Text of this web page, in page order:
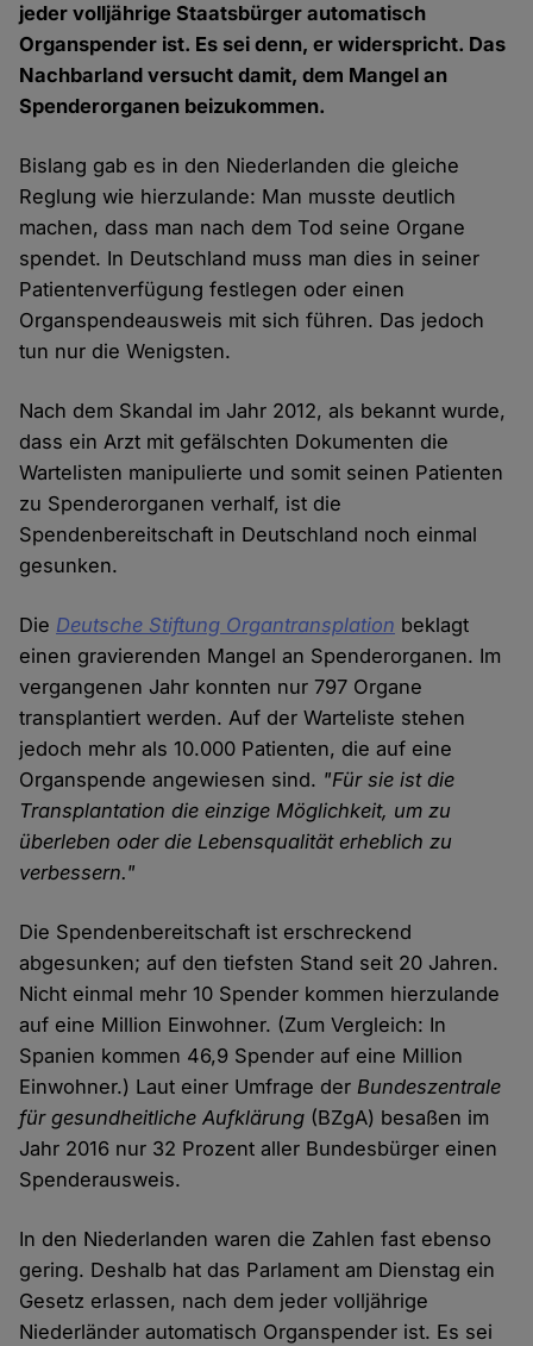
jeder volljährige Staatsbürger automatisch
Organspender ist. Es sei denn, er widerspricht. Das
Nachbarland versucht damit, dem Mangel an
Spenderorganen beizukommen.
Bislang gab es in den Niederlanden die gleiche
Reglung wie hierzulande: Man musste deutlich
machen, dass man nach dem Tod seine Organe
spendet. In Deutschland muss man dies in seiner
Patientenverfügung festlegen oder einen
Organspendeausweis mit sich führen. Das jedoch
tun nur die Wenigsten.
Nach dem Skandal im Jahr 2012, als bekannt wurde,
dass ein Arzt mit gefälschten Dokumenten die
Wartelisten manipulierte und somit seinen Patienten
zu Spenderorganen verhalf, ist die
Spendenbereitschaft in Deutschland noch einmal
gesunken.
Die Deutsche Stiftung Organtransplation beklagt
einen gravierenden Mangel an Spenderorganen. Im
vergangenen Jahr konnten nur 797 Organe
transplantiert werden. Auf der Warteliste stehen
jedoch mehr als 10.000 Patienten, die auf eine
Organspende angewiesen sind. "Für sie ist die
Transplantation die einzige Möglichkeit, um zu
überleben oder die Lebensqualität erheblich zu
verbessern."
Die Spendenbereitschaft ist erschreckend
abgesunken; auf den tiefsten Stand seit 20 Jahren.
Nicht einmal mehr 10 Spender kommen hierzulande
auf eine Million Einwohner. (Zum Vergleich: In
Spanien kommen 46,9 Spender auf eine Million
Einwohner.) Laut einer Umfrage derBundeszentrale
für gesundheitliche Aufklärung (BZgA) besaßen im
Jahr 2016 nur 32 Prozent aller Bundesbürger einen
Spenderausweis.
In den Niederlanden waren die Zahlen fast ebenso
gering. Deshalb hat das Parlament am Dienstag ein
Gesetz erlassen, nach dem jeder volljährige
Niederländer automatisch Organspender ist. Es sei